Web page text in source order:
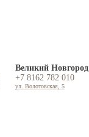
Великий Новгород
+7 8162 782 010
ул. Волотовская, 5